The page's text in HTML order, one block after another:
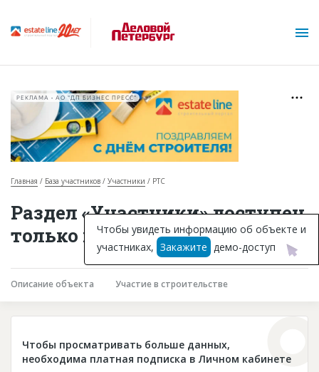
Горячие объекты
База строящихся объектов
Инвестпроекты
Глоссарий
Платные услуги
РЕКЛАМА • АО "ДП БИЗНЕС ПРЕСС"
Главная База участников Участники РТС
Раздел «Участники» доступен
только подписчикам
Описание объекта Участие в строительстве
Чтобы просматривать больше данных,
необходима платная подписка в Личном кабинете
Чтобы увидеть информацию об объекте и
участниках, Закажите демо-доступ